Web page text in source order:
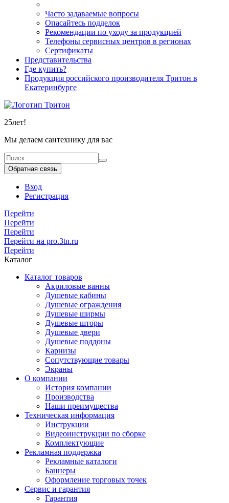
Часто задаваемые вопросы
Опасайтесь подделок
Рекомендации по уходу за продукцией
Телефоны сервисных центров в регионах
Сертификаты
Представительства
Где купить?
Продукция российского производителя Тритон в
Екатеринбурге
25лет!
Мы делаем сантехнику для вас
Обратная связь
Вход
Регистрация
Перейти
Перейти
Перейти
Перейти на pro.3tn.ru
Перейти
Каталог
Каталог товаров
Акриловые ванны
Душевые кабины
Душевые ограждения
Душевые ширмы
Душевые шторы
Душевые двери
Душевые поддоны
Карнизы
Сопутствующие товары
Экраны
О компании
История компании
Производства
Наши преимущества
Техническая информация
Инструкции
Видеоинструкции по сборке
Комплектующие
Рекламная поддержка
Рекламные каталоги
Баннеры
Оформление торговых точек
Сервис и гарантия
Гарантия